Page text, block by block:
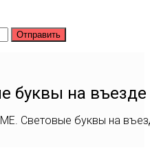
Отправить
буквы на
Световые буквы на